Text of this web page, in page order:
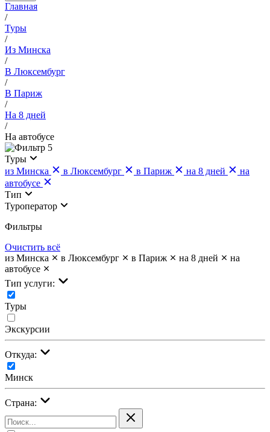
Главная
/
Туры
/
Из Минска
/
В Люксембург
/
В Париж
/
На 8 дней
/
На автобусе
5
Туры
из Минска
в Люксембург в Париж на 8 дней
на
автобусе
Тип
Туроператор
Фильтры
Очистить всё
из Минска
в Люксембург в Париж на 8 дней
на
автобусе
Тип услуги:
Туры
Экскурсии
Откуда:
Минск
Страна: